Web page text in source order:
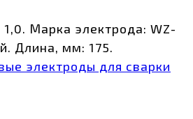
Марка электрода: WZ-
Длина, мм: 175.
электроды для сварки